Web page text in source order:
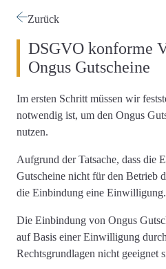
Zurück
DSGVO konforme
Ongus Gutscheine
Im ersten Schritt müssen wir
notwendig ist, um den Ongus
nutzen.
Aufgrund der Tatsache, dass die
Gutscheine nicht für den Betrieb
die Einbindung eine Einwilligung.
Die Einbindung von Ongus
auf Basis einer Einwilligung
Rechtsgrundlagen nicht geeignet